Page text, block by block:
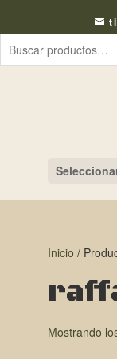
Inicio /
Mostrando